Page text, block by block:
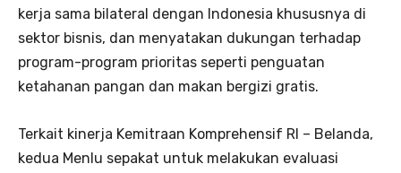
kerja sama bilateral dengan Indonesia khususnya di
sektor bisnis, dan menyatakan dukungan terhadap
program-program prioritas seperti penguatan
ketahanan pangan dan makan bergizi gratis.
Terkait kinerja Kemitraan Komprehensif RI – Belanda,
kedua Menlu sepakat untuk melakukan evaluasi